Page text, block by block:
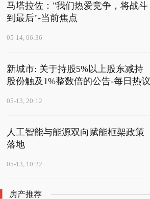
马塔拉佐："我们热爱竞争，将战斗
到最后"-当前焦点
05-14, 06:36
新城市: 关于持股5%以上股东减持
股份触及1%整数倍的公告-每日热议
05-13, 20:12
人工智能与能源双向赋能框架政策
落地
05-13, 10:22
房产推荐